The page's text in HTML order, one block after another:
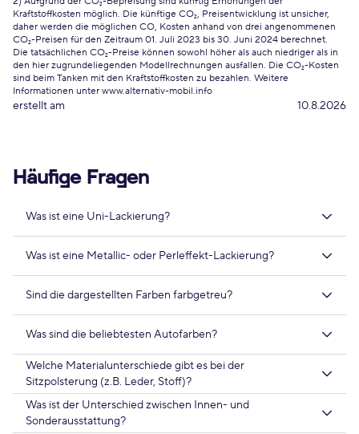
Kraftstoffkosten möglich. Die künftige CO₂, Preisentwicklung ist unsicher,
daher werden die möglichen CO, Kosten anhand von drei angenommenen
CO₂-Preisen für den Zeitraum 01. Juli 2023 bis 30. Juni 2024 berechnet.
Die tatsächlichen CO₂-Preise können sowohl höher als auch niedriger als in
den hier zugrundeliegenden Modellrechnungen ausfallen. Die CO₂-Kosten
sind beim Tanken mit den Kraftstoffkosten zu bezahlen. Weitere
Informationen unter www.alternativ-mobil.info
erstellt am 10.8.2026
Häufige Fragen
Was ist eine Uni-Lackierung?
Was ist eine Metallic- oder Perleffekt-Lackierung?
Sind die dargestellten Farben farbgetreu?
Was sind die beliebtesten Autofarben?
Welche Materialunterschiede gibt es bei der
Sitzpolsterung (z.B. Leder, Stoff)?
Was ist der Unterschied zwischen Innen- und
Sonderausstattung?